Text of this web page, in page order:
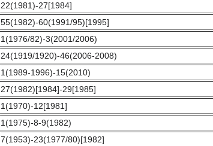
22(1981)-27[1984]
55(1982)-60(1991/95)[1995]
1(1976/82)-3(2001/2006)
24(1919/1920)-46(2006-2008)
1(1989-1996)-15(2010)
27(1982)[1984]-29[1985]
1(1970)-12[1981]
1(1975)-8-9(1982)
7(1953)-23(1977/80)[1982]